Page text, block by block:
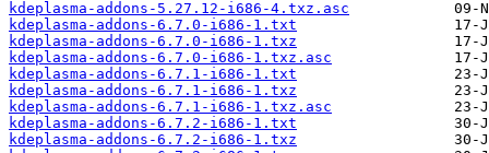
kdeplasma-addons-5.27.12-i686-4.txz.asc
kdeplasma-addons-6.7.0-i686-1.txt
kdeplasma-addons-6.7.0-i686-1.txz
kdeplasma-addons-6.7.0-i686-1.txz.asc
kdeplasma-addons-6.7.1-i686-1.txt
kdeplasma-addons-6.7.1-i686-1.txz
kdeplasma-addons-6.7.1-i686-1.txz.asc
kdeplasma-addons-6.7.2-i686-1.txt
kdeplasma-addons-6.7.2-i686-1.txz